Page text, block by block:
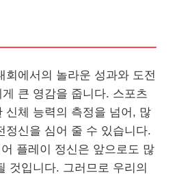
회에서의 놀라운 성과와 도전
큰 영감을 줍니다. 스포츠
신체 능력의 측정을 넘어, 많
정신을 심어 줄 수 있습니다.
플레이 정신은 앞으로도 많
것입니다. 그러므로 우리의